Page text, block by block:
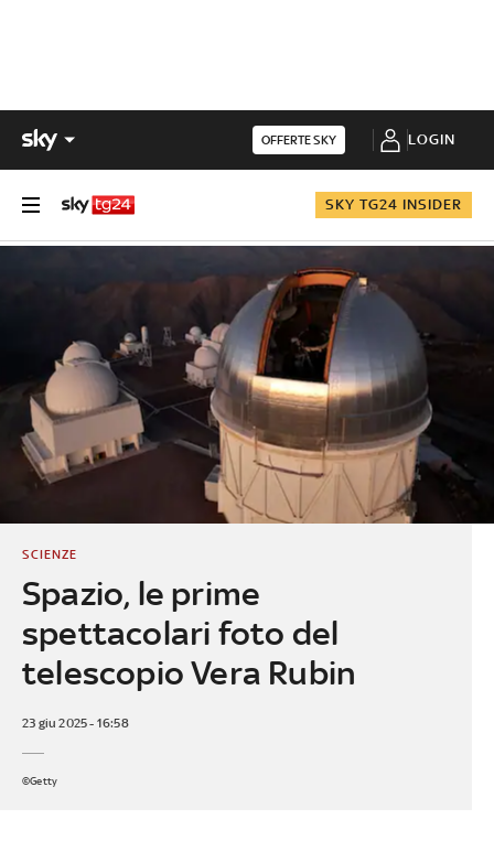
OFFERTE SKY LOGIN
SKY TG24 INSIDER
Spazio, le prime
spettacolari foto del
telescopio Vera Rubin
SCIENZE
23 giu 2025 - 16:58
©Getty